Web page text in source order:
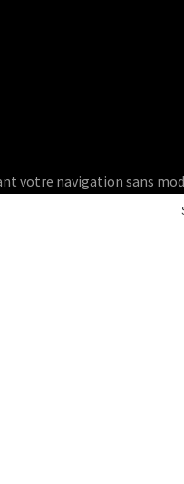
votre navigation sans